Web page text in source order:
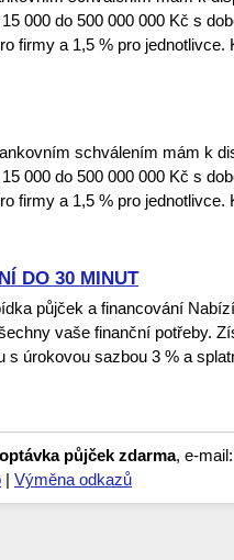
000 do 500 000 000 Kč s
firmy a 1,5 % pro jednotlivce.
schválením mám k
000 do 500 000 000 Kč s
firmy a 1,5 % pro jednotlivce.
DO 30 MINUT
půjček a financování
vaše finanční potřeby.
s úrokovou sazbou 3 % a
půjček zdarma, e-
| Výměna odkazů